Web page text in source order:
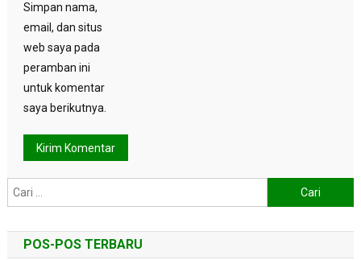
Simpan nama,
email, dan situs
web saya pada
peramban ini
untuk komentar
saya berikutnya.
untuk:
POS-POS TERBARU